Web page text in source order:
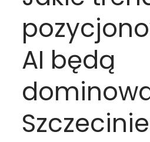
AI będą
Szczecinie